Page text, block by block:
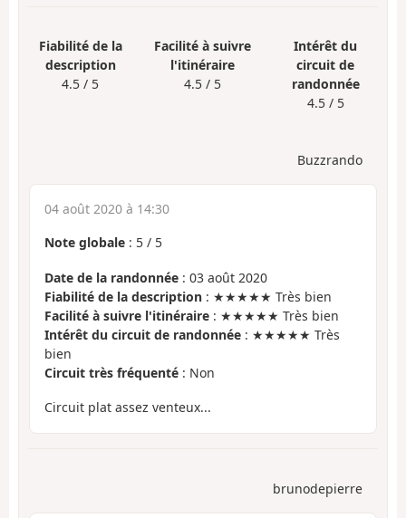
Fiabilité de la
description
4.5 / 5
Facilité à suivre
l'itinéraire
4.5 / 5
Intérêt du
circuit de
randonnée
4.5 / 5
Buzzrando
04 août 2020 à 14:30
Note globale : 5 / 5
Date de la randonnée : 03 août 2020
Fiabilité de la description : ★★★★★ Très bien
Facilité à suivre l'itinéraire : ★★★★★ Très bien
Intérêt du circuit de randonnée : ★★★★★ Très
bien
Circuit très fréquenté : Non
Circuit plat assez venteux...
brunodepierre